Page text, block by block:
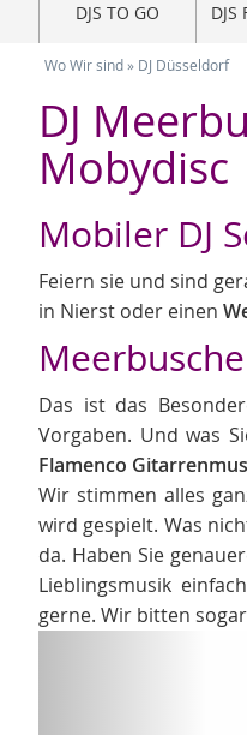
DJS TO GO DJS
Wo Wir sind» DJ Düsseldorf
DJ
Mobydisc
Mobiler DJ
Feiern sie und sind
in Nierst oder einen
Das ist das
Vorgaben. Und was
Flamenco
Wir stimmen alles
wird gespielt. Was
da. Haben Sie
Lieblingsmusik
gerne. Wir bitten